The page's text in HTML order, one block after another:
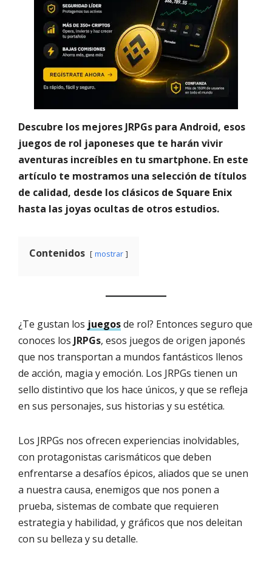
Descubre los mejores JRPGs para Android, esos
juegos de rol japoneses que te harán vivir
aventuras increíbles en tu smartphone. En este
artículo te mostramos una selección de títulos
de calidad, desde los clásicos de Square Enix
hasta las joyas ocultas de otros estudios.
Contenidos mostrar
¿Te gustan los juegosde rol? Entonces seguro que
conoces los JRPGs, esos juegos de origen japonés
que nos transportan a mundos fantásticos llenos
de acción, magia y emoción. Los JRPGs tienen un
sello distintivo que los hace únicos, y que se refleja
en sus personajes, sus historias y su estética.
Los JRPGs nos ofrecen experiencias inolvidables,
con protagonistas carismáticos que deben
enfrentarse a desafíos épicos, aliados que se unen
a nuestra causa, enemigos que nos ponen a
prueba, sistemas de combate que requieren
estrategia y habilidad, y gráficos que nos deleitan
con su belleza y su detalle.